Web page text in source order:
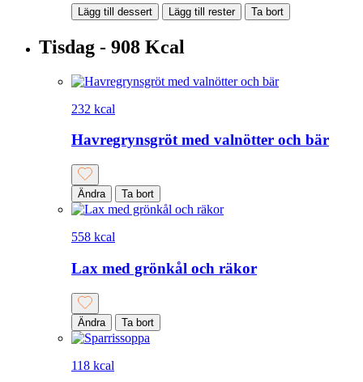
Lägg till dessert Lägg till rester Ta bort
Tisdag - 908 Kcal
232 kcal
Havregrynsgröt med valnötter och bär
Ändra Ta bort
558 kcal
Lax med grönkål och räkor
Ändra Ta bort
118 kcal